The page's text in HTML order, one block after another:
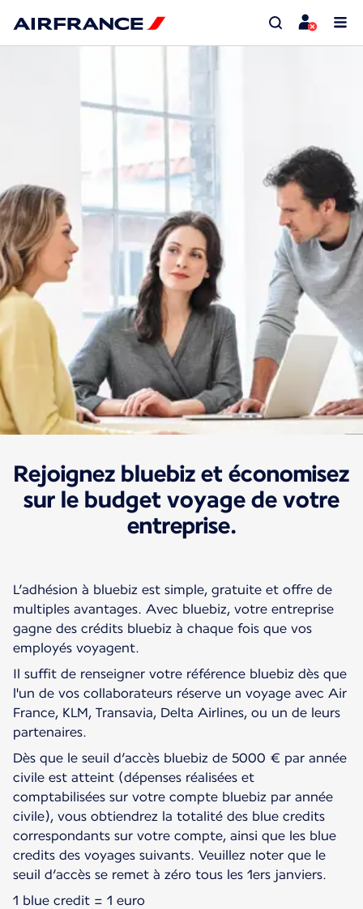
Nuestras ofertas y tarifas
Bluebiz
Rejoignez bluebiz et économisez
sur le budget voyage de votre
entreprise.
L’adhésion à bluebiz est simple, gratuite et offre de
multiples avantages. Avec bluebiz, votre entreprise
gagne des crédits bluebiz à chaque fois que vos
employés voyagent.
Il suffit de renseigner votre référence bluebiz dès que
l'un de vos collaborateurs réserve un voyage avec Air
France, KLM, Transavia, Delta Airlines, ou un de leurs
partenaires.
Dès que le seuil d’accès bluebiz de 5000 € par année
civile est atteint (dépenses réalisées et
comptabilisées sur votre compte bluebiz par année
civile), vous obtiendrez la totalité des blue credits
correspondants sur votre compte, ainsi que les blue
credits des voyages suivants. Veuillez noter que le
seuil d’accès se remet à zéro tous les 1ers janviers.
1 blue credit = 1 euro